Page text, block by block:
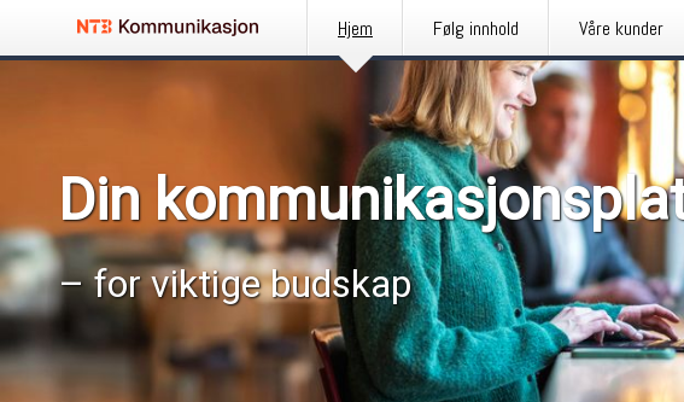
Hjem Følg innhold Våre kunder
Din
– for viktige budskap